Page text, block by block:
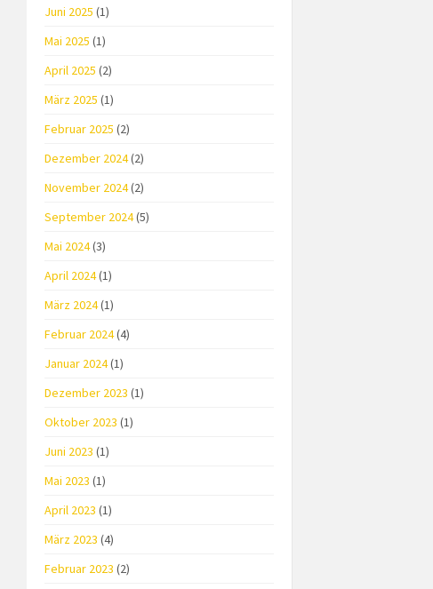
Juni 2025 (1)
Mai 2025 (1)
April 2025 (2)
März 2025 (1)
Februar 2025 (2)
Dezember 2024(2)
November 2024(2)
September 2024(5)
Mai 2024(3)
April 2024(1)
März 2024(1)
Februar 2024(4)
Januar 2024(1)
Dezember 2023 (1)
Oktober 2023 (1)
Juni 2023 (1)
Mai 2023 (1)
April 2023 (1)
März 2023 (4)
Februar 2023 (2)